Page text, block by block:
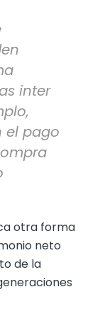
inter
el pago
otra forma
neto
de la